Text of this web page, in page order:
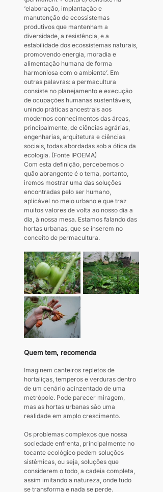
‘elaboração, implantação e
manutenção de ecossistemas
produtivos que mantenham a
diversidade, a resistência, e a
estabilidade dos ecossistemas naturais,
promovendo energia, moradia e
alimentação humana de forma
harmoniosa com o ambiente’. Em
outras palavras: a permacultura
consiste no planejamento e execução
de ocupações humanas sustentáveis,
unindo práticas ancestrais aos
modernos conhecimentos das áreas,
principalmente, de ciências agrárias,
engenharias, arquitetura e ciências
sociais, todas abordadas sob a ótica da
ecologia. (Fonte IPOEMA)
Com esta definição, percebemos o
quão abrangente é o tema, portanto,
iremos mostrar uma das soluções
encontradas pelo ser humano,
aplicável no meio urbano e que traz
muitos valores de volta ao nosso dia a
dia, à nossa mesa. Estamos falando das
hortas urbanas, que se inserem no
conceito de permacultura.
Quem tem, recomenda
Imaginem canteiros repletos de
hortaliças, temperos e verduras dentro
de um cenário acinzentado de uma
metrópole. Pode parecer miragem,
mas as hortas urbanas são uma
realidade em amplo crescimento.
Os problemas complexos que nossa
sociedade enfrenta, principalmente no
tocante ecológico pedem soluções
sistêmicas, ou seja, soluções que
considerem o todo, a cadeia completa,
assim imitando a natureza, onde tudo
se transforma e nada se perde.